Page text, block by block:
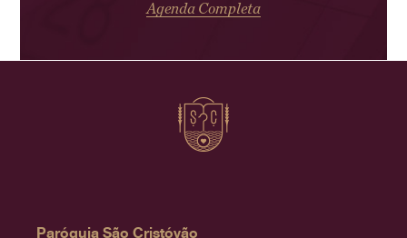
Agenda Completa
Paróquia São Cristóvão